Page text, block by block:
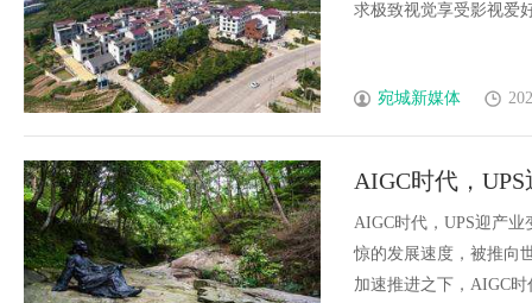
求极致视觉享受影视爱
宛城新媒体
AIGC时代，
AIGC时代，UPS迎产业
惊的发展速度，被推向
加速推进之下，AIGC